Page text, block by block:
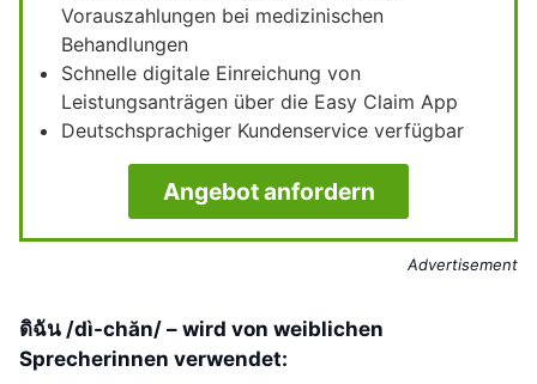
Vorauszahlungen bei medizinischen
Behandlungen
Schnelle digitale Einreichung von
Leistungsanträgen über die Easy Claim App
Deutschsprachiger Kundenservice verfügbar
Angebot anfordern
Advertisement
ดิฉัน /dì-chăn/ – wird von weiblichen
Sprecherinnen verwendet: